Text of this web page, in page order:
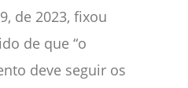
de 2023, fixou
de que “o
deve seguir os